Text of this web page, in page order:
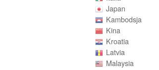
Japan
Kambodsja
Kina
Kroatia
Latvia
Malaysia